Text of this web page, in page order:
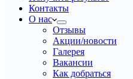
Контакты
О нас
Отзывы
Акции/новости
Галерея
Вакансии
Как добраться